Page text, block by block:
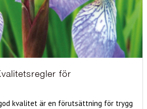
för
kvalitet är en förutsättning för trygg